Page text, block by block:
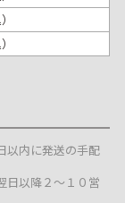
以内に発送の手配
日以降２～１０営